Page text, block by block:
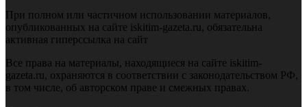
При полном или частичном использовании материалов,
опубликованных на сайте iskitim-gazeta.ru, обязательна
активная гиперссылка на сайт
Все права на материалы, находящиеся на сайте iskitim-
gazeta.ru, охраняются в соответствии с законодательством РФ,
в том числе, об авторском праве и смежных правах.